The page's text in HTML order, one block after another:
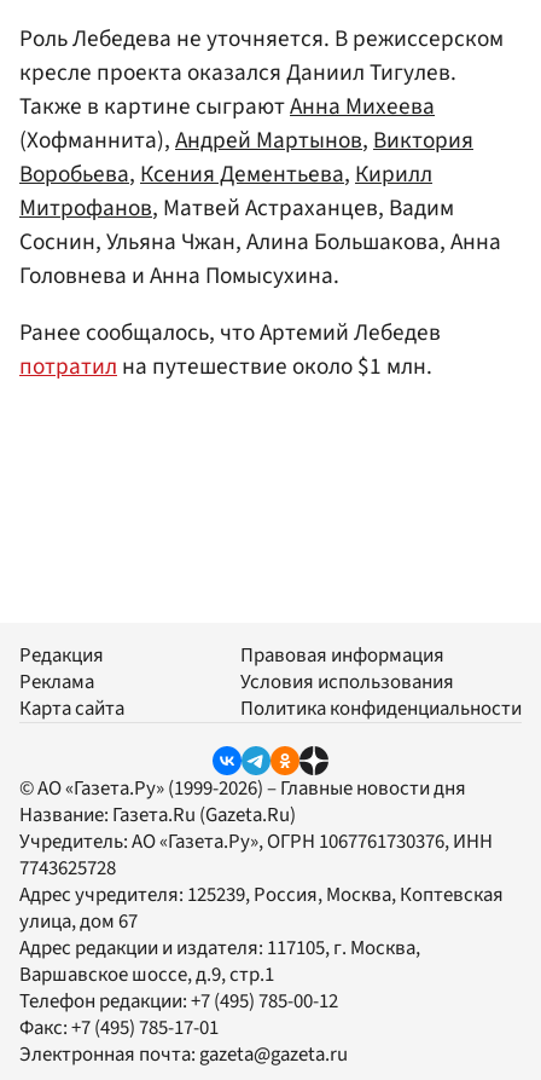
Роль Лебедева не уточняется. В режиссерском
кресле проекта оказался Даниил Тигулев.
Также в картине сыграютАнна Михеева
(Хофманнита),Андрей Мартынов,Виктория
Воробьева,Ксения Дементьева,Кирилл
Митрофанов, Матвей Астраханцев, Вадим
Соснин, Ульяна Чжан, Алина Большакова, Анна
Головнева и Анна Помысухина.
Ранее сообщалось, что Артемий Лебедев
потратилна путешествие около $1 млн.
Редакция
Реклама
Карта сайта
Правовая информация
Условия использования
Политика конфиденциальности
© АО «Газета.Ру» (1999-2026) – Главные новости дня
Название: Газета.Ru (Gazeta.Ru)
Учредитель:АО «Газета.Ру», ОГРН 1067761730376, ИНН
7743625728
Адрес учредителя: 125239, Россия, Москва, Коптевская
улица, дом 67
Адрес редакции и издателя: 117105, г. Москва,
Варшавское шоссе, д.9, стр.1
Телефон редакции:+7 (495) 785-00-12
Факс:+7 (495) 785-17-01
Электронная почта:gazeta@gazeta.ru